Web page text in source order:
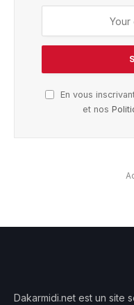
En vous
et nos
Dakarmidi.net est un site